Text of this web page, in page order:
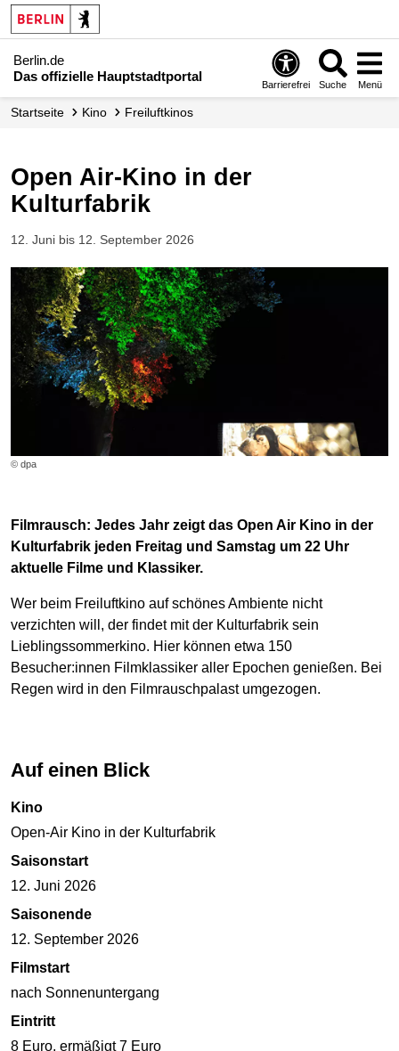
Berlin.de
Das offizielle Hauptstadtportal
Barrierefrei Suche Menü
Startseite Kino Freiluftkinos
Open Air-Kino in der
Kulturfabrik
12. Juni bis 12. September 2026
© dpa
Filmrausch: Jedes Jahr zeigt das Open Air Kino in der
Kulturfabrik jeden Freitag und Samstag um 22 Uhr
aktuelle Filme und Klassiker.
Wer beim Freiluftkino auf schönes Ambiente nicht
verzichten will, der findet mit der Kulturfabrik sein
Lieblingssommerkino. Hier können etwa 150
Besucher:innen Filmklassiker aller Epochen genießen. Bei
Regen wird in den Filmrauschpalast umgezogen.
Auf einen Blick
Kino
Open-Air Kino in der Kulturfabrik
Saisonstart
12. Juni 2026
Saisonende
12. September 2026
Filmstart
nach Sonnenuntergang
Eintritt
8 Euro, ermäßigt 7 Euro